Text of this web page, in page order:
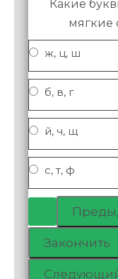
Какие
мягкие
ж, ц, ш
б, в, г
й, ч, щ
с, т, ф